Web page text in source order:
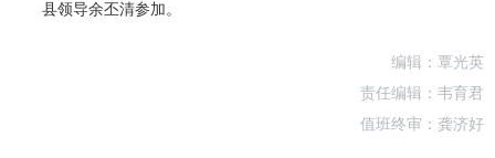
县领导余丕清参加。
编辑：覃光英
责任编辑：韦育君
值班终审：龚济好